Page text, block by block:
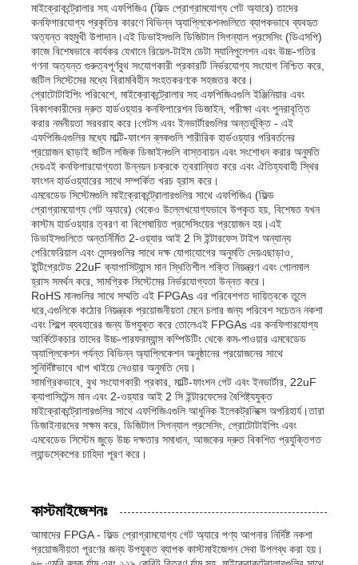
পিএলসি প্রোগ্রামিং
জিপিএস মডিউল
রেডিও ফ্রিকোয়েন্সি মডিউল
শক্তি পরিমাপের প্রমাণ
সলিড স্টেট রিলে
যোগাযোগ অ্যান্টেনা
সংযোগকারী
পাওয়ার ম্যানেজমেন্ট চিপ
মাইক্রোকন্ট্রোলার সহ এফপিজিএ (ফিল্ড প্রোগ্রামযোগ্য গেট অ্যারে) তাদের
কনফিগারযোগ্য প্রকৃতির কারণে বিভিন্ন অ্যাপ্লিকেশনগুলিতে ব্যাপকভাবে ব্যবহৃত
অত্যন্ত বহুমুখী উপাদান।এই ডিভাইসগুলি ডিজিটাল সিগন্যাল প্রসেসিং (ডিএসপি)
কাজে বিশেষভাবে কার্যকর যেখানে রিয়েল-টাইম ডেটা ম্যানিপুলেশন এবং উচ্চ-গতির
গণনা অত্যন্ত গুরুত্বপূর্ণবুথ সংযোগকারী প্রকারটি নির্ভরযোগ্য সংযোগ নিশ্চিত করে,
জটিল সিস্টেমের মধ্যে বিরামবিহীন সংহতকরণকে সহজতর করে।
প্রোটোটাইপিং পরিবেশে, মাইক্রোকন্ট্রোলার সহ এফপিজিএগুলি ইঞ্জিনিয়ার এবং
বিকাশকারীদের দ্রুত হার্ডওয়্যার কনফিগারেশন ডিজাইন, পরীক্ষা এবং পুনরাবৃত্তি
করার নমনীয়তা সরবরাহ করে।গেটস এবং ইনভার্টারগুলির অন্তর্ভুক্তি - এই
এফপিজিএগুলির মধ্যে মাল্টি-ফাংশন ব্লকগুলি শারীরিক হার্ডওয়্যার পরিবর্তনের
প্রয়োজন ছাড়াই জটিল লজিক ডিজাইনগুলি বাস্তবায়ন এবং সংশোধন করার অনুমতি
দেয়এই কনফিগারযোগ্যতা উন্নয়ন চক্রকে ত্বরান্বিত করে এবং ঐতিহ্যবাহী স্থির
ফাংশন হার্ডওয়্যারের সাথে সম্পর্কিত খরচ হ্রাস করে।
এমবেডেড সিস্টেমগুলি মাইক্রোকন্ট্রোলারগুলির সাথে এফপিজিএ (ফিল্ড
প্রোগ্রামযোগ্য গেট অ্যারে) থেকেও উল্লেখযোগ্যভাবে উপকৃত হয়, বিশেষত যখন
কাস্টম হার্ডওয়্যার ত্বরণ বা বিশেষায়িত প্রসেসিংয়ের প্রয়োজন হয়।এই
ডিভাইসগুলিতে অন্তর্নির্মিত 2-ওয়্যার আই 2 সি ইন্টারফেস টাইপ অন্যান্য
পেরিফেরিয়াল এবং সেন্সরগুলির সাথে দক্ষ যোগাযোগের অনুমতি দেয়এছাড়াও,
ইন্টিগ্রেটেড 22uF ক্যাপাসিট্যান্স মান স্থিতিশীল শক্তি নিয়ন্ত্রণ এবং গোলমাল
হ্রাস সমর্থন করে, সামগ্রিক সিস্টেমের নির্ভরযোগ্যতা উন্নত করে।
RoHS মানগুলির সাথে সম্মতি এই FPGAs এর পরিবেশগত দায়িত্বকে তুলে
ধরে,এগুলিকে কঠোর নিয়ন্ত্রক প্রয়োজনীয়তা মেনে চলার জন্য পরিবেশ সচেতন নকশা
এবং শিল্পে ব্যবহারের জন্য উপযুক্ত করে তোলেএই FPGAs এর কনফিগারযোগ্য
আর্কিটেকচার তাদের উচ্চ-পারফরম্যান্স কম্পিউটিং থেকে কম-পাওয়ার এমবেডেড
অ্যাপ্লিকেশন পর্যন্ত বিভিন্ন অ্যাপ্লিকেশন অনুষ্ঠানের প্রয়োজনের সাথে
সুনির্দিষ্টভাবে খাপ খাইয়ে নেওয়ার অনুমতি দেয়।
সামগ্রিকভাবে, বুথ সংযোগকারী প্রকার, মাল্টি-ফাংশন গেট এবং ইনভার্টার, 22uF
ক্যাপাসিটেন্স মান এবং 2-ওয়্যার আই 2 সি ইন্টারফেসের বৈশিষ্ট্যযুক্ত
মাইক্রোকন্ট্রোলারগুলির সাথে এফপিজিএগুলি আধুনিক ইলেকট্রনিক্সে অপরিহার্য।তারা
ডিজাইনারদের সক্ষম করে, ডিজিটাল সিগন্যাল প্রসেসিং, প্রোটোটাইপিং এবং
এমবেডেড সিস্টেম জুড়ে উচ্চ দক্ষতার সমাধান, আজকের দ্রুত বিকশিত প্রযুক্তিগত
ল্যান্ডস্কেপের চাহিদা পূরণ করে।
কাস্টমাইজেশনঃ
আমাদের FPGA - ফিল্ড প্রোগ্রামযোগ্য গেট অ্যারে পণ্য আপনার নির্দিষ্ট নকশা
প্রয়োজনীয়তা পূরণের জন্য উপযুক্ত ব্যাপক কাস্টমাইজেশন সেবা উপলব্ধ করা হয়।